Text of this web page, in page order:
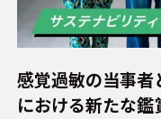
感覚過敏の当事
における新たな